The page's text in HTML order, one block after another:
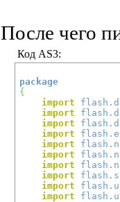
После чего
Код AS3:
package
{
import
import
import
import
import
import
import
import
import
import